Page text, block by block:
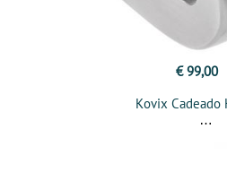
€ 99,00
Kovix Cadeado